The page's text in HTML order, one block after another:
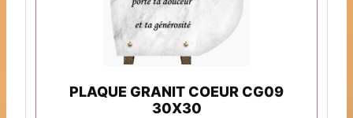
PLAQUE GRANIT COEUR CG09
30X30